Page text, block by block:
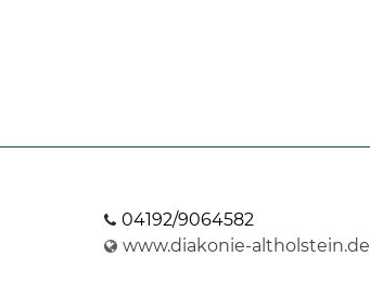
04192/9064582
www.diakonie-altholstein.de